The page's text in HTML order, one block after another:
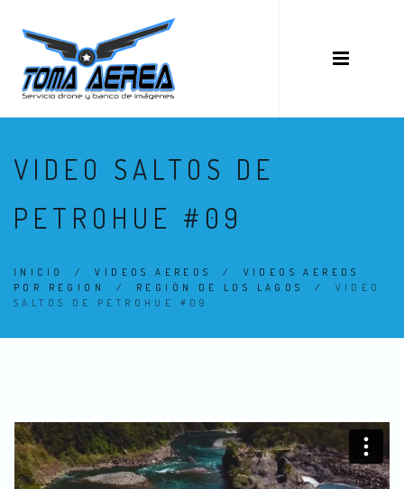
VIDEO SALTOS DE
PETROHUE #09
INICIO /VIDEOS AEREOS / VIDEOS AEREOS
POR REGION
/ REGIÓN DE LOS LAGOS / VIDEO
SALTOS DE PETROHUE #09